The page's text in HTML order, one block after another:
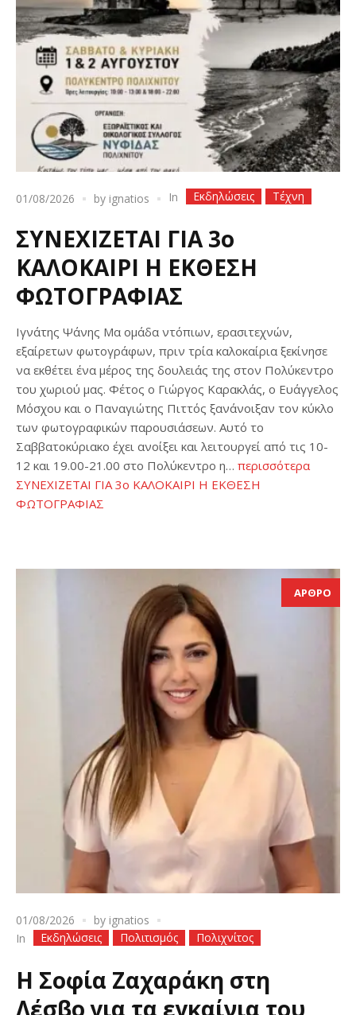
01/08/2026 by ignatios In Εκδηλώσεις Τέχνη
ΣΥΝΕΧΙΖΕΤΑΙ ΓΙΑ 3ο
ΚΑΛΟΚΑΙΡΙ Η ΕΚΘΕΣΗ
ΦΩΤΟΓΡΑΦΙΑΣ
Ιγνάτης Ψάνης Μα ομάδα ντόπιων, ερασιτεχνών,
εξαίρετων φωτογράφων, πριν τρία καλοκαίρια ξεκίνησε
να εκθέτει ένα μέρος της δουλειάς της στον Πολύκεντρο
του χωριού μας. Φέτος ο Γιώργος Καρακλάς, ο Ευάγγελος
Μόσχου και ο Παναγιώτης Πιττός ξανάνοιξαν τον κύκλο
των φωτογραφικών παρουσιάσεων. Αυτό το
Σαββατοκύριακο έχει ανοίξει και λειτουργεί από τις 10-
12 και 19.00-21.00 στο Πολύκεντρο η… περισσότερα
ΣΥΝΕΧΙΖΕΤΑΙ ΓΙΑ 3ο ΚΑΛΟΚΑΙΡΙ Η ΕΚΘΕΣΗ
ΦΩΤΟΓΡΑΦΙΑΣ
ΑΡΘΡΟ
01/08/2026 by ignatios
In
Εκδηλώσεις Πολιτισμός Πολιχνίτος
Η Σοφία Ζαχαράκη στη
Λέσβο για τα εγκαίνια του